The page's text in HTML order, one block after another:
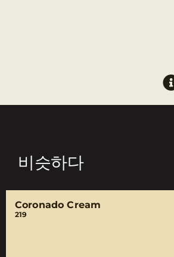
비슷하다
Coronado Cream
219